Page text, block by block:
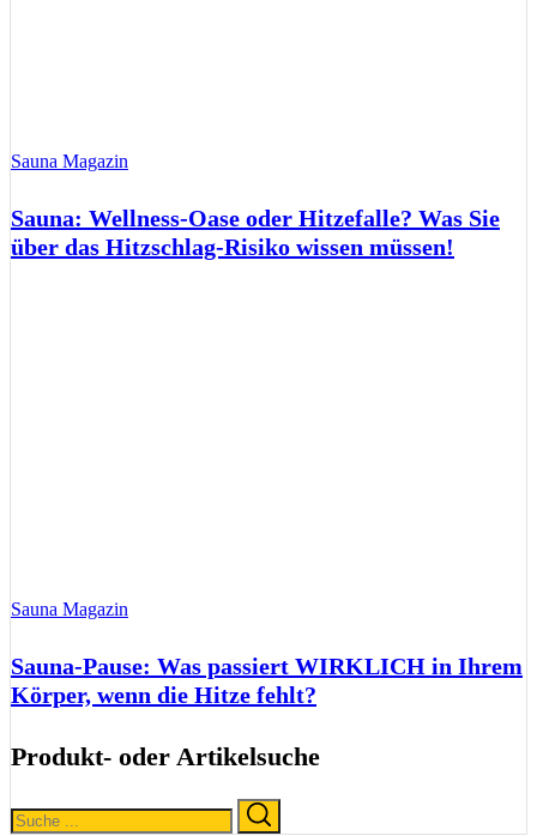
Sauna Magazin
Sauna: Wellness-Oase oder Hitzefalle? Was Sie
über das Hitzschlag-Risiko wissen müssen!
Sauna Magazin
Sauna-Pause: Was passiert WIRKLICH in Ihrem
Körper, wenn die Hitze fehlt?
Produkt- oder Artikelsuche
Search
for: